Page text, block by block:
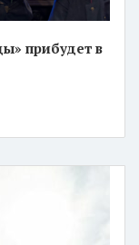
прибудет в